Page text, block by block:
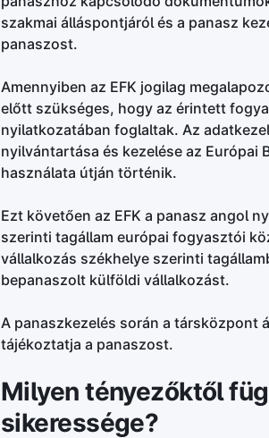
szakmai álláspontjáról és a panasz
panaszost.
Amennyiben az EFK jogilag
előtt szükséges, hogy az érintett
nyilatkozatában foglaltak. Az
nyilvántartása és kezelése az
használata útján történik.
Ezt követően az EFK a panasz angol
szerinti tagállam európai fogyasztói
vállalkozás székhelye szerinti
bepanaszolt külföldi vállalkozást.
A panaszkezelés során a társközpont
tájékoztatja a panaszost.
Milyen tényezőktől
sikeressége?